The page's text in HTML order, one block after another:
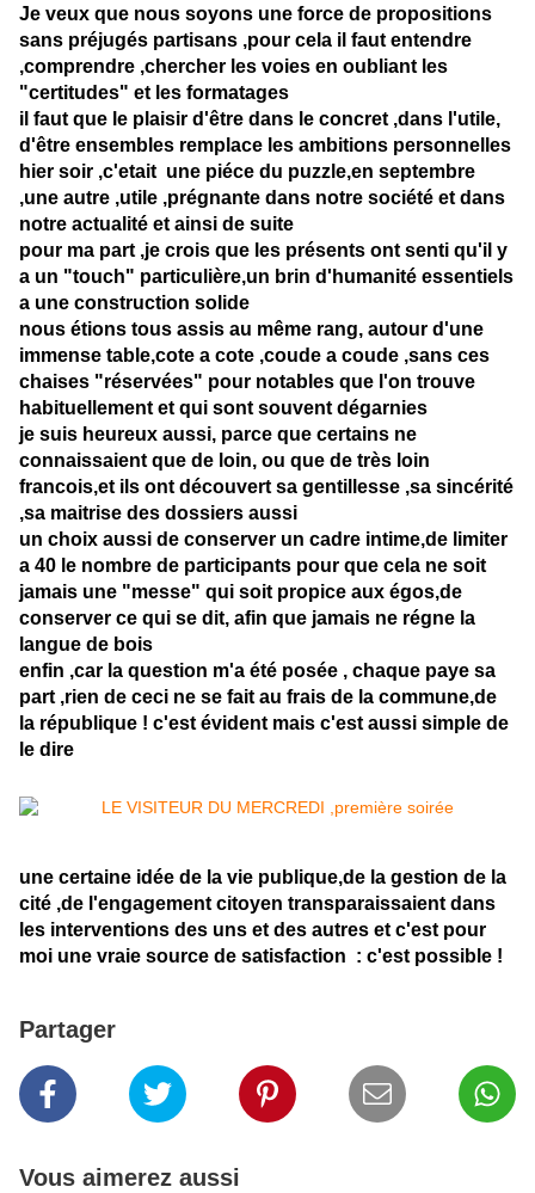
Je veux que nous soyons une force de propositions
sans préjugés partisans ,pour cela il faut entendre
,comprendre ,chercher les voies en oubliant les
"certitudes" et les formatages
il faut que le plaisir d'être dans le concret ,dans l'utile,
d'être ensembles remplace les ambitions personnelles
hier soir ,c'etait une piéce du puzzle,en septembre
,une autre ,utile ,prégnante dans notre société et dans
notre actualité et ainsi de suite
pour ma part ,je crois que les présents ont senti qu'il y
a un "touch" particulière,un brin d'humanité essentiels
a une construction solide
nous étions tous assis au même rang, autour d'une
immense table,cote a cote ,coude a coude ,sans ces
chaises "réservées" pour notables que l'on trouve
habituellement et qui sont souvent dégarnies
je suis heureux aussi, parce que certains ne
connaissaient que de loin, ou que de très loin
francois,et ils ont découvert sa gentillesse ,sa sincérité
,sa maitrise des dossiers aussi
un choix aussi de conserver un cadre intime,de limiter
a 40 le nombre de participants pour que cela ne soit
jamais une "messe" qui soit propice aux égos,de
conserver ce qui se dit, afin que jamais ne régne la
langue de bois
enfin ,car la question m'a été posée , chaque paye sa
part ,rien de ceci ne se fait au frais de la commune,de
la république ! c'est évident mais c'est aussi simple de
le dire
une certaine idée de la vie publique,de la gestion de la
cité ,de l'engagement citoyen transparaissaient dans
les interventions des uns et des autres et c'est pour
moi une vraie source de satisfaction : c'est possible !
Partager
Vous aimerez aussi